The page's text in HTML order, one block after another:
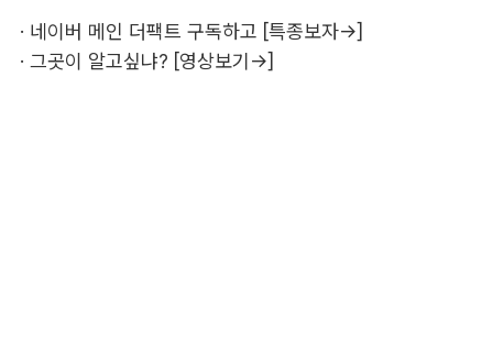
· 네이버 메인 더팩트 구독하고 [특종보자→]
· 그곳이 알고싶냐? [영상보기→]